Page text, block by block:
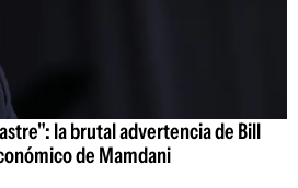
la brutal advertencia de Bill
de Mamdani